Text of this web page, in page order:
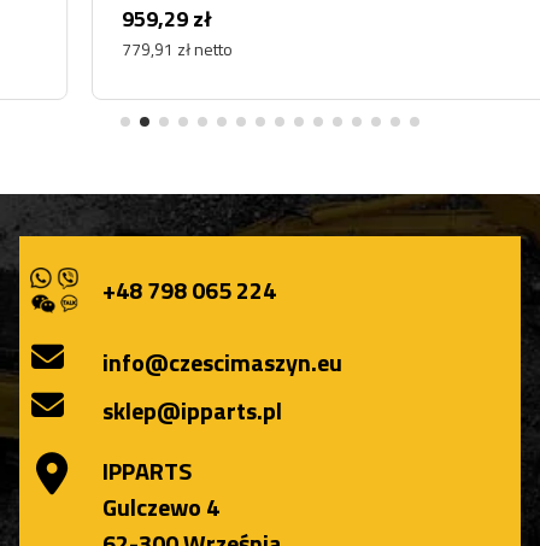
959,29 zł
779,91 zł netto
+48 798 065 224
info@czescimaszyn.eu
sklep@ipparts.pl
IPPARTS
Gulczewo 4